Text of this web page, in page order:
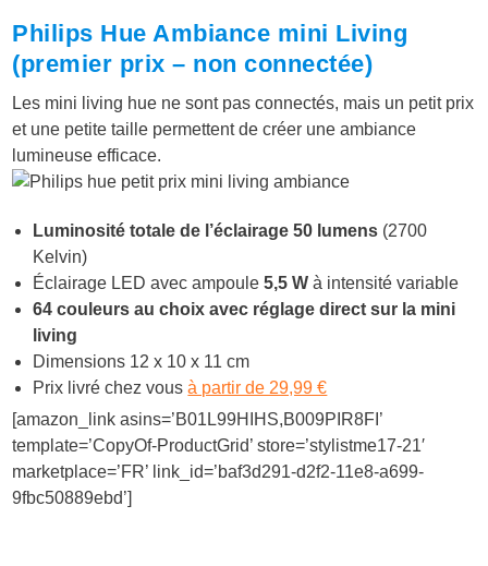
Philips Hue Ambiance mini Living
(premier prix – non connectée)
Les mini living hue ne sont pas connectés, mais un petit prix
et une petite taille permettent de créer une ambiance
lumineuse efficace.
Luminosité totale de l’éclairage 50 lumens (2700
Kelvin)
Éclairage LED avec ampoule5,5 Wà intensité variable
64 couleurs au choix avec réglage direct sur la mini
living
Dimensions 12 x 10 x 11 cm
Prix livré chez vousà partir de 29,99 €
[amazon_link asins=’B01L99HIHS,B009PIR8FI’
template=’CopyOf-ProductGrid’ store=’stylistme17-21′
marketplace=’FR’ link_id=’baf3d291-d2f2-11e8-a699-
9fbc50889ebd’]